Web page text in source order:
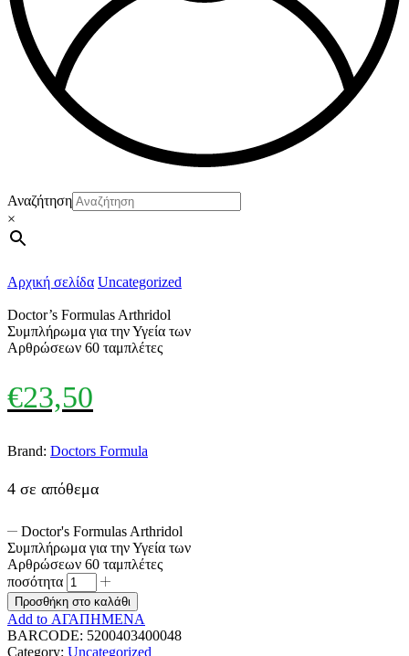
Αναζήτηση
×
Αρχική σελίδα Uncategorized
Doctor’s Formulas Arthridol
Συμπλήρωμα για την Υγεία των
Αρθρώσεων 60 ταμπλέτες
€23,50
Brand: Doctors Formula
4 σε απόθεμα
Doctor's Formulas Arthridol
Συμπλήρωμα για την Υγεία των
Αρθρώσεων 60 ταμπλέτες
ποσότητα
Προσθήκη στο καλάθι
Add to ΑΓΑΠΗΜΕΝΑ
BARCODE: 5200403400048
Category: Uncategorized